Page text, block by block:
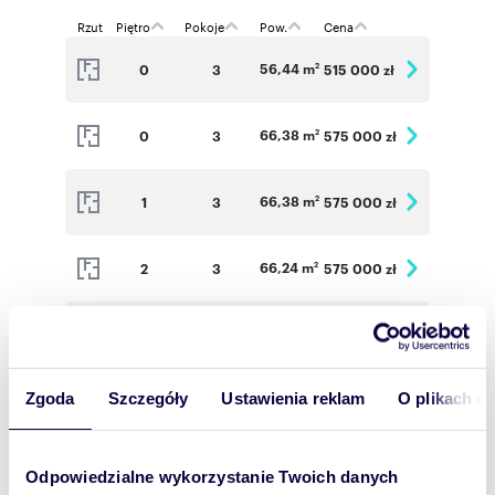
Zgoda Szczegóły Ustawienia reklam O plikach
Odpowiedzialne wykorzystanie Twoich danych
Rzut Piętro Pokoje Pow. Cena
0 3 56,44 m2 515 000 zł
0 3 66,38 m2 575 000 zł
1 3 66,38 m2 575 000 zł
2 3 66,24 m2 575 000 zł
575 000 zł
0 53,45 m2 500 000 zł